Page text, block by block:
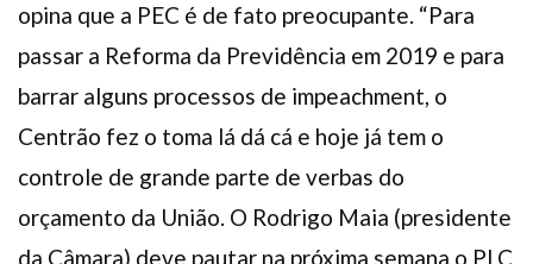
opina que a PEC é de fato preocupante. “Para
passar a Reforma da Previdência em 2019 e para
barrar alguns processos de impeachment, o
Centrão fez o toma lá dá cá e hoje já tem o
controle de grande parte de verbas do
orçamento da União. O Rodrigo Maia (presidente
da Câmara) deve pautar na próxima semana o PLC